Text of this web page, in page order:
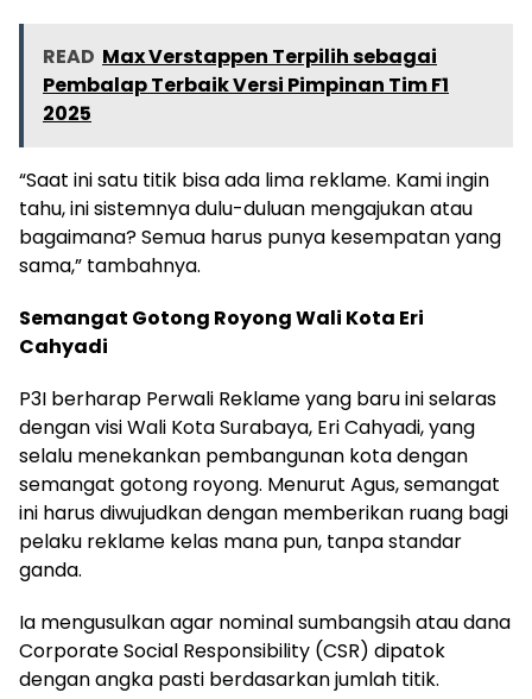
READ Max Verstappen Terpilih sebagai
Pembalap Terbaik Versi Pimpinan Tim F1
2025
“Saat ini satu titik bisa ada lima reklame. Kami ingin
tahu, ini sistemnya dulu-duluan mengajukan atau
bagaimana? Semua harus punya kesempatan yang
sama,” tambahnya.
Semangat Gotong Royong Wali Kota Eri
Cahyadi
P3I berharap Perwali Reklame yang baru ini selaras
dengan visi Wali Kota Surabaya, Eri Cahyadi, yang
selalu menekankan pembangunan kota dengan
semangat gotong royong. Menurut Agus, semangat
ini harus diwujudkan dengan memberikan ruang bagi
pelaku reklame kelas mana pun, tanpa standar
ganda.
Ia mengusulkan agar nominal sumbangsih atau dana
Corporate Social Responsibility (CSR) dipatok
dengan angka pasti berdasarkan jumlah titik.